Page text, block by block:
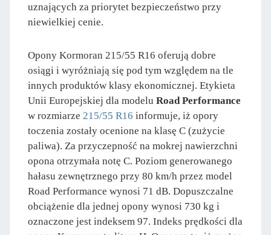
uznających za priorytet bezpieczeństwo przy
niewielkiej cenie.
Opony Kormoran 215/55 R16 oferują dobre
osiągi i wyróżniają się pod tym względem na tle
innych produktów klasy ekonomicznej. Etykieta
Unii Europejskiej dla modelu Road Performance
w rozmiarze 215/55 R16 informuje, iż opory
toczenia zostały ocenione na klasę C (zużycie
paliwa). Za przyczepność na mokrej nawierzchni
opona otrzymała notę C. Poziom generowanego
hałasu zewnętrznego przy 80 km/h przez model
Road Performance wynosi 71 dB. Dopuszczalne
obciążenie dla jednej opony wynosi 730 kg i
oznaczone jest indeksem 97. Indeks prędkości dla